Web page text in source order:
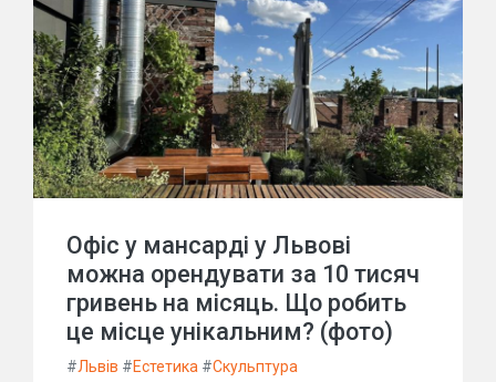
Офіс у мансарді у Львові
можна орендувати за 10 тисяч
гривень на місяць. Що робить
це місце унікальним? (фото)
#Львів #Естетика #Скульптура